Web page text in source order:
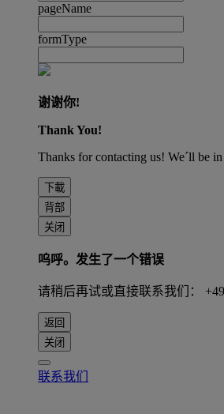
pageName
formType
谢谢你!
Thank You!
Thanks for contacting us! We´ll be
下載
背部
关闭
呜呼。发生了一个错误
请稍后再试或直接联系我们： +49
返回
关闭
联系我们